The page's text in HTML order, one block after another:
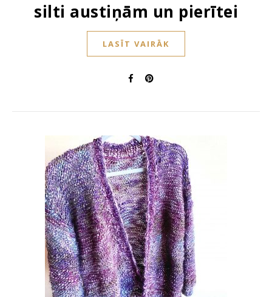
silti austiņām un pierītei
LASĪT VAIRĀK